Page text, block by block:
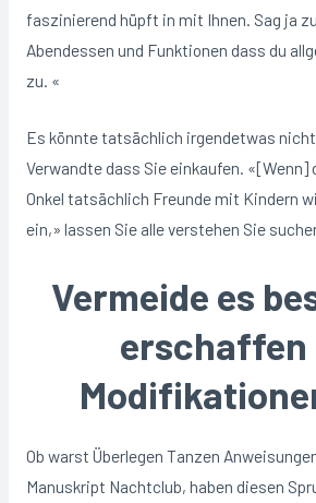
faszinierend hüpft in mit Ihnen. Sag ja
Abendessen und Funktionen dass du
zu. «
Es könnte tatsächlich irgendetwas
Verwandte dass Sie einkaufen. «[Wenn]
Onkel tatsächlich Freunde mit Kindern
ein,» lassen Sie alle verstehen Sie
Vermeide es
erschaffen
Ob warst Überlegen Tanzen
Manuskript Nachtclub, haben diesen